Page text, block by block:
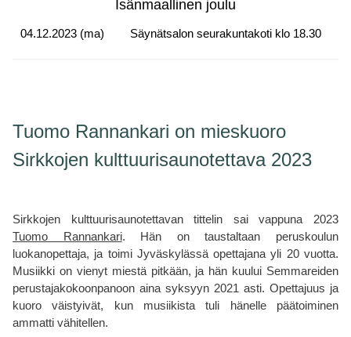
Isänmaallinen joulu
04.12.2023 (ma) Säynätsalon seurakuntakoti klo 18.30
Tuomo Rannankari on mieskuoro
Sirkkojen kulttuurisaunotettava 2023
Sirkkojen kulttuurisaunotettavan tittelin sai vappuna 2023
Tuomo Rannankari. Hän on taustaltaan peruskoulun
luokanopettaja, ja toimi Jyväskylässä opettajana yli 20 vuotta.
Musiikki on vienyt miestä pitkään, ja hän kuului Semmareiden
perustajakokoonpanoon aina syksyyn 2021 asti. Opettajuus ja
kuoro väistyivät, kun musiikista tuli hänelle päätoiminen
ammatti vähitellen.